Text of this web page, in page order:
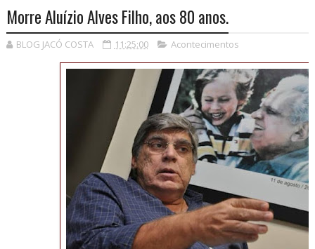
Morre Aluízio Alves Filho, aos 80 anos.
BLOG JACÓ COSTA 11:25:00 Acontecimentos